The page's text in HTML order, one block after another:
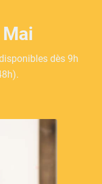
dès 9h